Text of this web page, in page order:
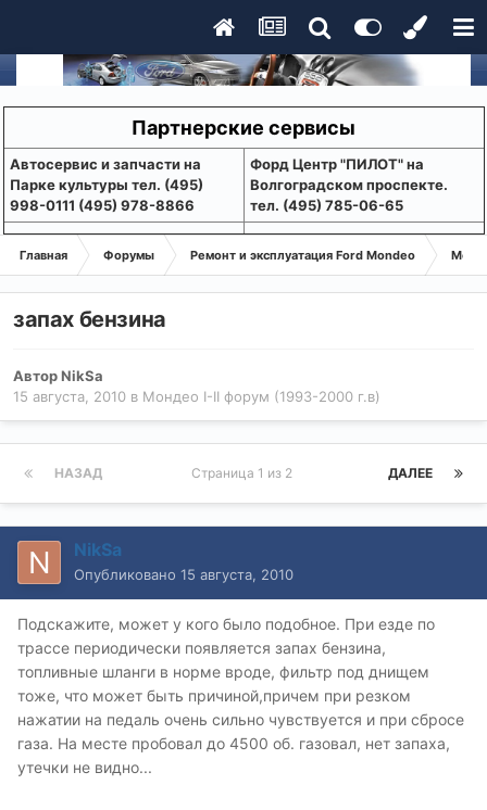
Партнерские сервисы
Aвтосервис и запчасти на
Парке культуры тел. (495)
998-0111 (495) 978-8866
Форд Центр "ПИЛОТ" на
Волгоградском проспекте.
тел. (495) 785-06-65
Главная Форумы Ремонт и эксплуатация Ford Mondeo
запах бензина
АвторNikSa
15 августа, 2010 в Мондео I-II форум (1993-2000 г.в)
НАЗАД ДАЛЕЕ
Страница 1 из 2
NikSa
Опубликовано 15 августа, 2010
Подскажите, может у кого было подобное. При езде по
трассе периодически появляется запах бензина,
топливные шланги в норме вроде, фильтр под днищем
тоже, что может быть причиной,причем при резком
нажатии на педаль очень сильно чувствуется и при сбросе
газа. На месте пробовал до 4500 об. газовал, нет запаха,
утечки не видно...